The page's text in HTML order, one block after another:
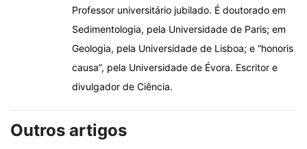
Professor universitário jubilado. É doutorado em
Sedimentologia, pela Universidade de Paris; em
Geologia, pela Universidade de Lisboa; e “honoris
causa”, pela Universidade de Évora. Escritor e
divulgador de Ciência.
Outros artigos